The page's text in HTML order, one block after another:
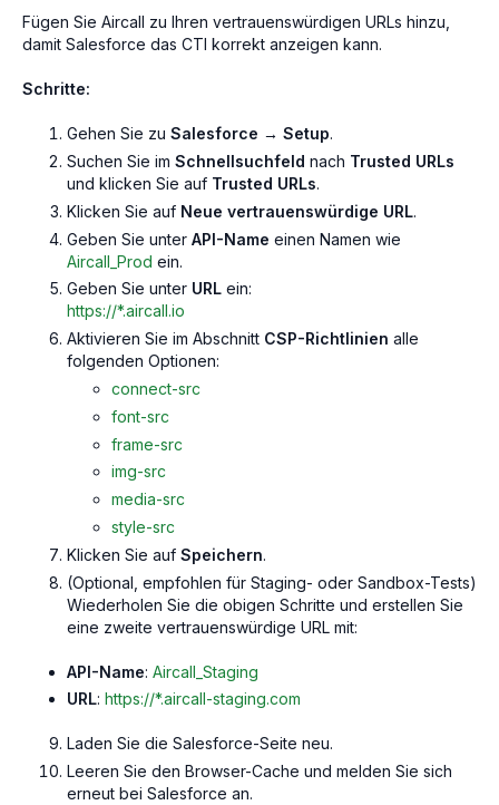
Fügen Sie Aircall zu Ihren vertrauenswürdigen URLs hinzu,
damit Salesforce das CTI korrekt anzeigen kann.
Schritte:
Gehen Sie zu Salesforce → Setup.
Suchen Sie im Schnellsuchfeld nach Trusted URLs
und klicken Sie auf Trusted URLs.
Klicken Sie auf Neue vertrauenswürdige URL.
Geben Sie unter API-Name einen Namen wie
Aircall_Prod ein.
Geben Sie unter URL ein:
https://*.aircall.io
Aktivieren Sie im Abschnitt CSP-Richtlinien alle
folgenden Optionen:
connect-src
font-src
frame-src
img-src
media-src
style-src
Klicken Sie auf Speichern.
(Optional, empfohlen für Staging- oder Sandbox-Tests)
Wiederholen Sie die obigen Schritte und erstellen Sie
eine zweite vertrauenswürdige URL mit:
API-Name: Aircall_Staging
URL: https://*.aircall-staging.com
Laden Sie die Salesforce-Seite neu.
Leeren Sie den Browser-Cache und melden Sie sich
erneut bei Salesforce an.